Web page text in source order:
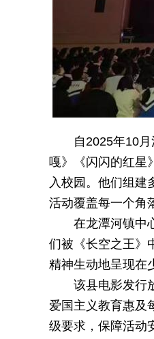
自2025年10
嘎》《闪闪的红星
入校园。他们组建
活动覆盖每一个角
在龙潭河镇中
们被《长空之王》
精神生动地呈现在
该县电影发行
爱国主义教育惠及
级要求，保障活动